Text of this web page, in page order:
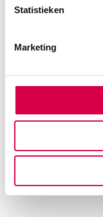
Statistieken
Marketing
3M